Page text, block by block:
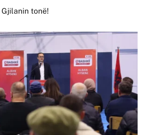
tonë!